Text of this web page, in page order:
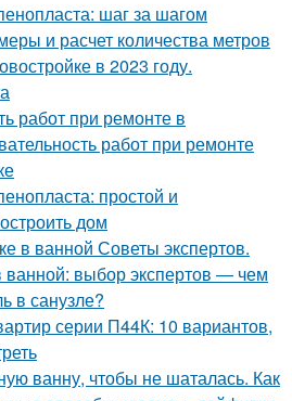
шаг за шагом
и расчет количества метров
в 2023 году.
работ при ремонте в
работ при ремонте
простой и
дом
в ванной Советы экспертов.
ванной: выбор экспертов — чем
в санузле?
серии П44К: 10 вариантов,
ванну, чтобы не шаталась. Как